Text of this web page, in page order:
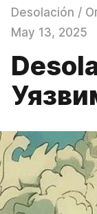
Desolación /
May 13, 2025